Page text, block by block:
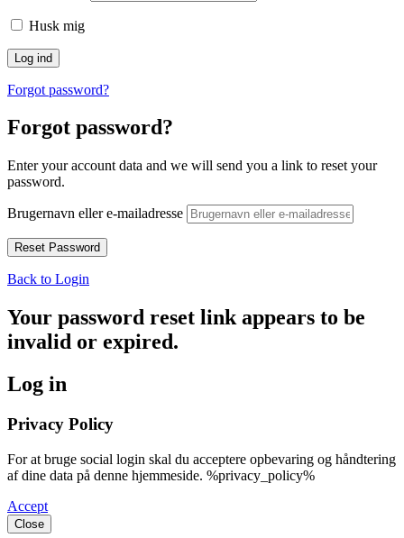
Husk mig
Forgot password?
Forgot password?
Enter your account data and we will send you a link to reset your
password.
Brugernavn eller e-mailadresse
Back to Login
Your password reset link appears to be
invalid or expired.
Log in
Privacy Policy
For at bruge social login skal du acceptere opbevaring og håndtering
af dine data på denne hjemmeside. %privacy_policy%
Accept
Close